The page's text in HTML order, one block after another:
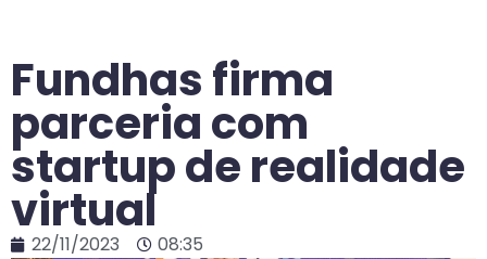
Fundhas firma
parceria com
startup de realidade
virtual
22/11/2023 08:35